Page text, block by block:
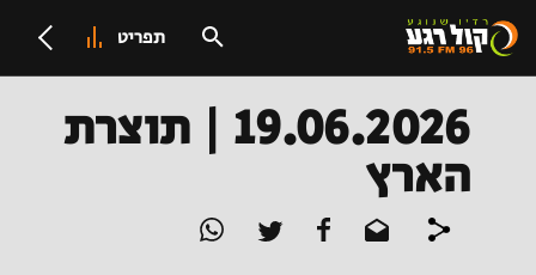
תפריט
19.06.2026 | תוצרת
הארץ